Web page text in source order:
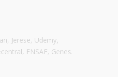
Jerese, Udemy,
ENSAE, Genes.